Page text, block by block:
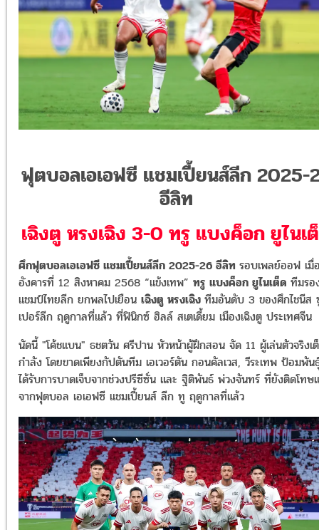
ฟุตบอลเอเอฟซี แชมเปี้ยนส์ลีก 2025-
อีลิท
เฉิงตู หรงเฉิง 3-0 ทรู แบงค็อก ยูไนเ
ศึกฟุตบอลเอเอฟซี แชมเปี้ยนส์ลีก 2025-26 อีลิท รอบเพลย์ออฟ เมื่
อังคารที่ 12 สิงหาคม 2568 “แข้งเทพ” ทรู แบงค็อก ยูไนเต็ด ทีมรอ
แชมป์ไทยลีก ยกพลไปเยือน เฉิงตู หรงเฉิง ทีมอันดับ 3 ของศึกไชนีส
เปอร์ลีก ฤดูกาลที่แล้ว ที่ฟินิกซ์ ฮิลล์ สเตเดี้ยม เมืองเฉิงตู ประเทศจีน
นัดนี้ "โค้ชแบน" ธชตวัน ศรีปาน หัวหน้าผู้ฝึกสอน จัด 11 ผู้เล่นตัวจริงเ
กำลัง โดยขาดเพียงกัปตันทีม เอเวอร์ตัน กอนคัลเวส, วีระเทพ ป้อมพั
ได้รับการบาดเจ็บจากช่วงปรีซีซั่น และ ฐิติพันธ์ พ่วงจันทร์ ที่ยังติดโทษ
จากฟุตบอล เอเอฟซี แชมเปี้ยนส์ ลีก ทู ฤดูกาลที่แล้ว